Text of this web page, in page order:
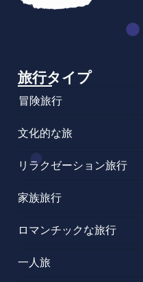
旅行タイプ
冒険旅行
文化的な旅
リラクゼーション旅行
家族旅行
ロマンチックな旅行
一人旅